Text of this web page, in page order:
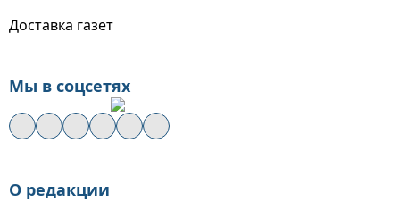
Доставка газет
Мы в соцсетях
О редакции